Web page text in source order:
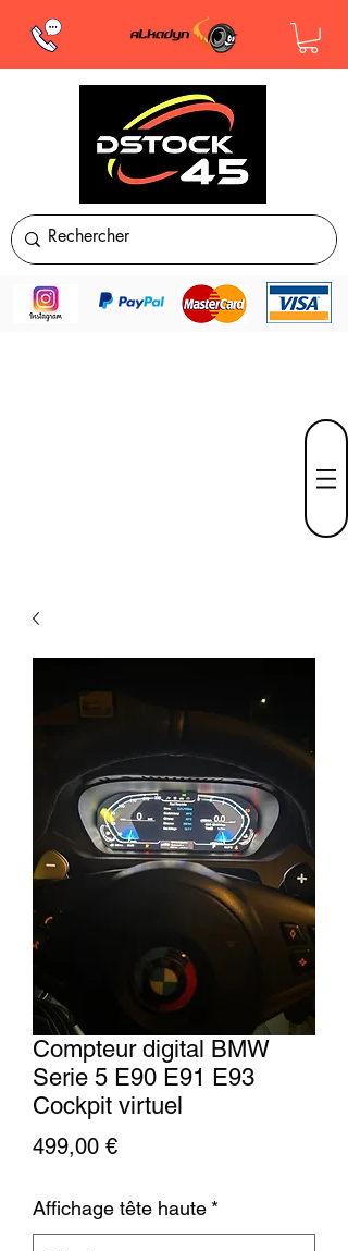
Compteur digital BMW
Serie 5 E90 E91 E93
Cockpit virtuel
499,00 €Precio
Affichage tête haute *